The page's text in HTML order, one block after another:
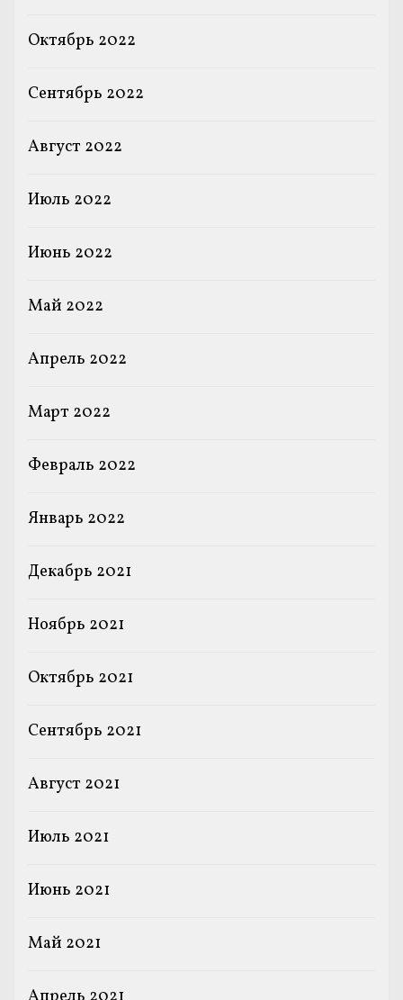
Октябрь 2022
Сентябрь 2022
Август 2022
Июль 2022
Июнь 2022
Май 2022
Апрель 2022
Март 2022
Февраль 2022
Январь 2022
Декабрь 2021
Ноябрь 2021
Октябрь 2021
Сентябрь 2021
Август 2021
Июль 2021
Июнь 2021
Май 2021